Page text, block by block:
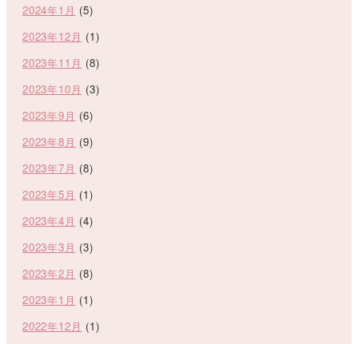
2024年1月 (5)
2023年12月 (1)
2023年11月 (8)
2023年10月 (3)
2023年9月 (6)
2023年8月 (9)
2023年7月 (8)
2023年5月 (1)
2023年4月 (4)
2023年3月 (3)
2023年2月 (8)
2023年1月 (1)
2022年12月 (1)